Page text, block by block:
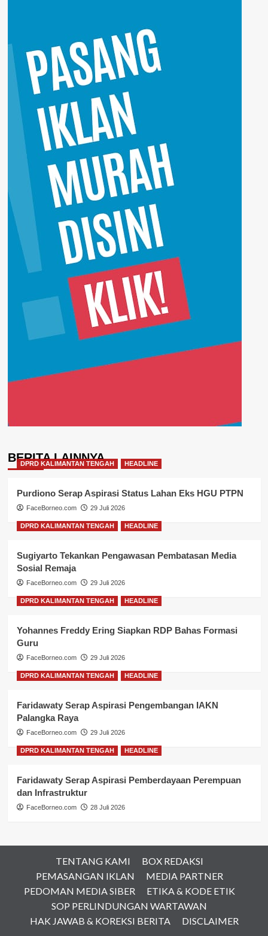
BERITA LAINNYA
DPRD KALIMANTAN TENGAH HEADLINE
Purdiono Serap Aspirasi Status Lahan Eks HGU PTPN
FaceBorneo.com 29 Juli 2026
DPRD KALIMANTAN TENGAH HEADLINE
Sugiyarto Tekankan Pengawasan Pembatasan Media
Sosial Remaja
FaceBorneo.com 29 Juli 2026
DPRD KALIMANTAN TENGAH HEADLINE
Yohannes Freddy Ering Siapkan RDP Bahas Formasi
Guru
FaceBorneo.com 29 Juli 2026
DPRD KALIMANTAN TENGAH HEADLINE
Faridawaty Serap Aspirasi Pengembangan IAKN
Palangka Raya
FaceBorneo.com 29 Juli 2026
DPRD KALIMANTAN TENGAH HEADLINE
Faridawaty Serap Aspirasi Pemberdayaan Perempuan
dan Infrastruktur
FaceBorneo.com 28 Juli 2026
TENTANG KAMI
BOX REDAKSI
PEMASANGAN IKLAN
MEDIA PARTNER
PEDOMAN MEDIA SIBER
ETIKA & KODE ETIK
SOP PERLINDUNGAN WARTAWAN
HAK JAWAB & KOREKSI BERITA
DISCLAIMER